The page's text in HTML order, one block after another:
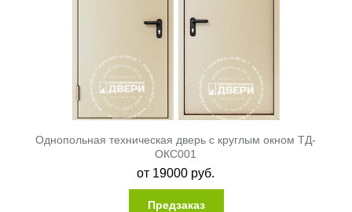
Однопольная техническая дверь с круглым окном ТД-
ОКС001
от 19000 руб.
Предзаказ